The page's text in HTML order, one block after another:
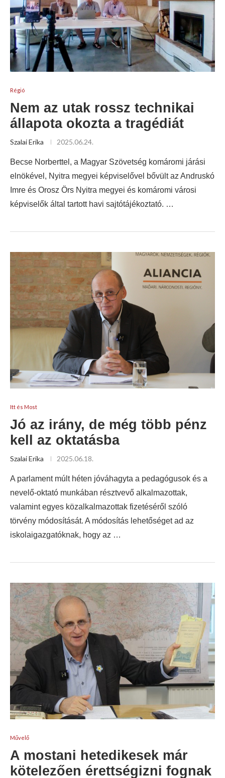
Régió
Nem az utak rossz technikai
állapota okozta a tragédiát
Szalai Erika 2025.06.24.
Becse Norberttel, a Magyar Szövetség komáromi járási
elnökével, Nyitra megyei képviselővel bővült az Andruskó
Imre és Orosz Örs Nyitra megyei és komáromi városi
képviselők által tartott havi sajtótájékoztató. …
Itt és Most
Jó az irány, de még több pénz
kell az oktatásba
Szalai Erika 2025.06.18.
A parlament múlt héten jóváhagyta a pedagógusok és a
nevelő-oktató munkában résztvevő alkalmazottak,
valamint egyes közalkalmazottak fizetéséről szóló
törvény módosítását. A módosítás lehetőséget ad az
iskolaigazgatóknak, hogy az …
Művelő
A mostani hetedikesek már
kötelezően érettségizni fognak